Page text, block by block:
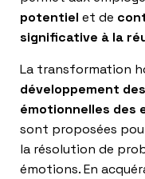
potentiel et de
significative à la
La transformation
développement
émotionnelles des
sont proposées
la résolution de
émotions. En